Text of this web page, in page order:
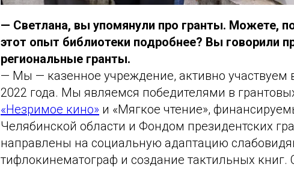
— Светлана, вы упомянули про гранты. Можете,
этот опыт библиотеки подробнее? Вы говорили
региональные гранты.
— Мы — казенное учреждение, активно участвуем
2022 года. Мы являемся победителями в
«Незримое кино» и «Мягкое чтение»,
Челябинской области и Фондом президентских
направлены на социальную адаптацию
тифлокинематограф и создание тактильных книг.